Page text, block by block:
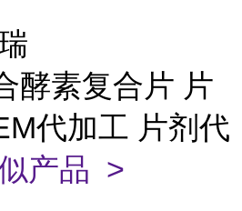
酵素复合片 片
代加工 片剂代
产品 >